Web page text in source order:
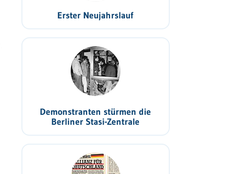
Erster Neujahrslauf
Demonstranten stürmen die
Berliner Stasi-Zentrale